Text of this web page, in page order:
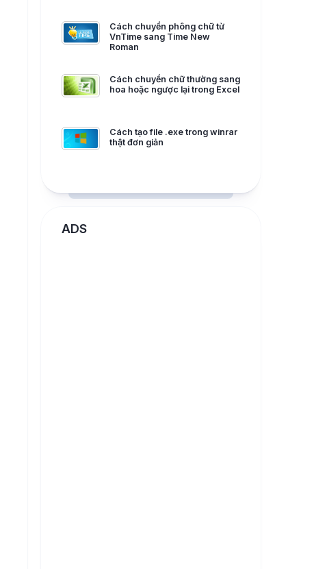
Cách chuyển phông chữ từ
VnTime sang Time New
Roman
Cách chuyển chữ thường sang
hoa hoặc ngược lại trong Excel
Cách tạo file .exe trong winrar
thật đơn giản
ADS